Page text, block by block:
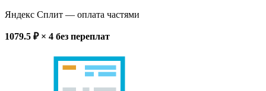
Яндекс Сплит — оплата частями
1079.5 ₽ × 4 без переплат